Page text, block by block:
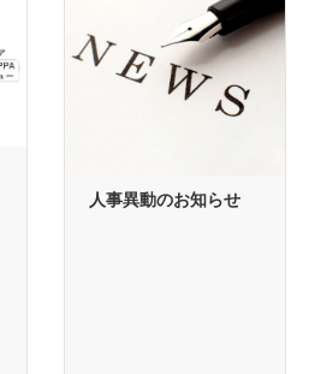
人事異動のお知らせ